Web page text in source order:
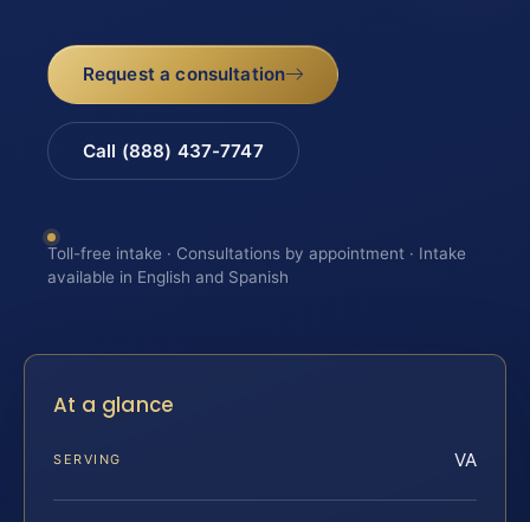
Request a consultation
Call (888) 437-7747
Toll-free intake · Consultations by appointment · Intake
available in English and Spanish
At a glance
SERVING VA